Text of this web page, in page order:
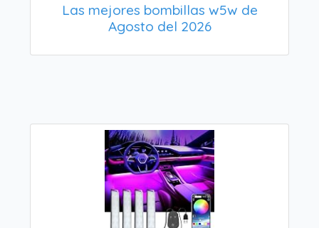
Las mejores bombillas w5w de
Agosto del 2026